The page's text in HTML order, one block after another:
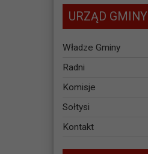
URZĄD GMINY
Władze Gminy
Radni
Komisje
Sołtysi
Kontakt